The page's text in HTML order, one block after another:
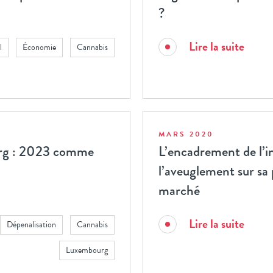
Cannabis
Économie
?
Lire la suite
: 2023 comme
Cannabis
Dépenalisation
Luxembourg
MARS 2020
L’encadrement de
l’aveuglement sur
marché
Lire la suite